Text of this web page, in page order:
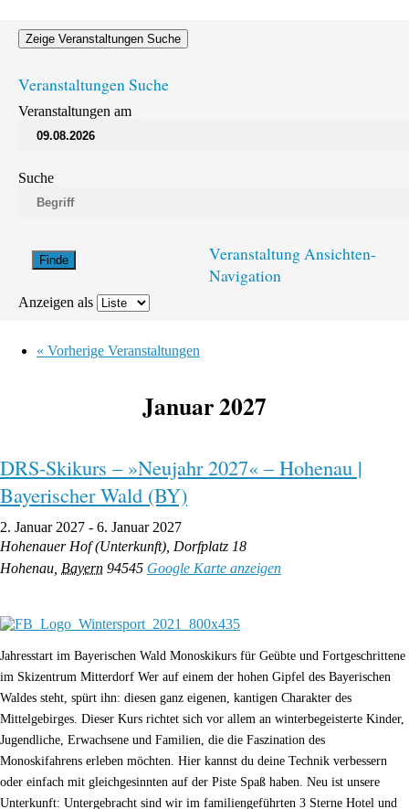
Zeige Veranstaltungen Suche
Veranstaltungen Suche
Veranstaltungen am
Suche
Veranstaltung Ansichten-
Navigation
Anzeigen als
« Vorherige Veranstaltungen
Januar 2027
DRS-Skikurs – »Neujahr 2027« – Hohenau |
Bayerischer Wald (BY)
2. Januar 2027 - 6. Januar 2027
Hohenauer Hof (Unterkunft), Dorfplatz 18
Hohenau Bayern 94545 Google Karte anzeigen
Jahresstart im Bayerischen Wald Monoskikurs für Geübte und Fortgeschrittene
im Skizentrum Mitterdorf Wer auf einem der hohen Gipfel des Bayerischen
Waldes steht, spürt ihn: diesen ganz eigenen, kantigen Charakter des
Mittelgebirges. Dieser Kurs richtet sich vor allem an winterbegeisterte Kinder,
Jugendliche, Erwachsene und Familien, die die Faszination des
Monoskifahrens erleben möchten. Hier kannst du deine Technik verbessern
oder einfach mit gleichgesinnten auf der Piste Spaß haben. Neu ist unsere
Unterkunft: Untergebracht sind wir im familiengeführten 3 Sterne Hotel und